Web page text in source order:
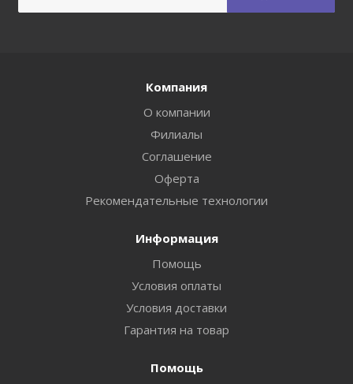
Компания
О компании
Филиалы
Соглашение
Оферта
Рекомендательные технологии
Информация
Помощь
Условия оплаты
Условия доставки
Гарантия на товар
Помощь